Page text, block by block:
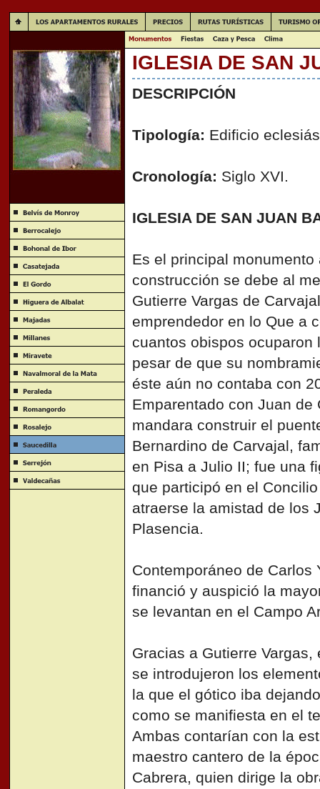
IGLESIA DE SAN
DESCRIPCIÓN
Tipología: Edificio
Cronología: Siglo XVI.
IGLESIA DE SAN JUAN
Es el principal
construcción se debe al
Gutierre Vargas de
emprendedor en lo Que a
cuantos obispos
pesar de que su
éste aún no contaba con
Emparentado con Juan de
mandara construir el
Bernardino de Carvajal,
en Pisa a Julio II; fue una
que participó en el
atraerse la amistad de los
Plasencia.
Contemporáneo de Carlos
financió y auspició la
se levantan en el Campo
Gracias a Gutierre
se introdujeron los
la que el gótico iba
como se manifiesta en el
Ambas contarían con la
maestro cantero de la
Cabrera, quien dirige la